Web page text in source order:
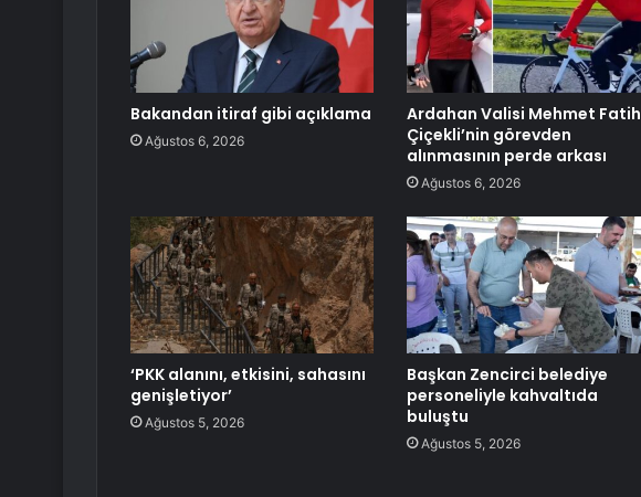
Bakandan itiraf gibi açıklama
Ağustos 6, 2026
Ardahan Valisi Mehmet Fatih
Çiçekli’nin görevden
alınmasının perde arkası
Ağustos 6, 2026
‘PKK alanını, etkisini, sahasını
genişletiyor’
Ağustos 5, 2026
Başkan Zencirci belediye
personeliyle kahvaltıda
buluştu
Ağustos 5, 2026